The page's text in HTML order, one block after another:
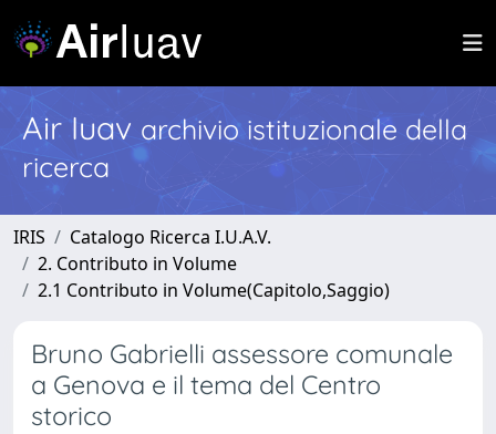
Air Iuav archivio istituzionale della
ricerca
IRIS
Catalogo Ricerca I.U.A.V.
2. Contributo in Volume
2.1 Contributo in Volume(Capitolo,Saggio)
Bruno Gabrielli assessore comunale
a Genova e il tema del Centro
storico